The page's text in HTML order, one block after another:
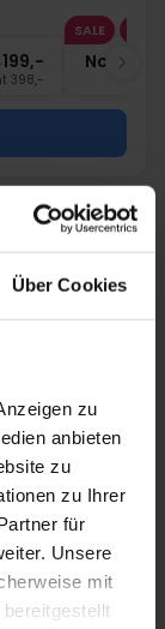
Über Cookies
zu
anbieten
zu
zu Ihrer
für
Unsere
mit
199,-
398,-
SALE
Nov
Spa &
mit zwei
mit
für zwei
in